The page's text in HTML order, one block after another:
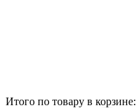
Итого по товару в корзине: